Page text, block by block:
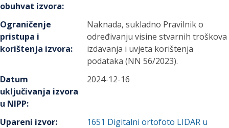
obuhvat izvora:
Ograničenje
pristupa i
korištenja izvora:
Naknada, sukladno Pravilnik o
određivanju visine stvarnih troškova
izdavanja i uvjeta korištenja
podataka (NN 56/2023).
Datum
uključivanja izvora
u NIPP:
2024-12-16
Upareni izvor: 1651 Digitalni ortofoto LIDAR u